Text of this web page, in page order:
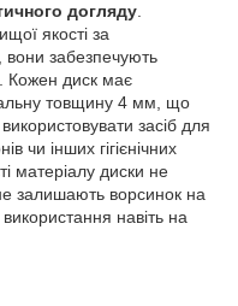
догляду.
якості за
, вони забезпечують
Кожен диск має
товщину 4 мм, що
засіб для
чи інших гігієнічних
матеріалу диски не
залишають ворсинок на
навіть на